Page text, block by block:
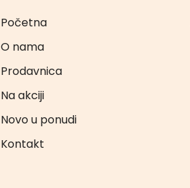
Početna
O nama
Prodavnica
Na akciji
Novo u ponudi
Kontakt